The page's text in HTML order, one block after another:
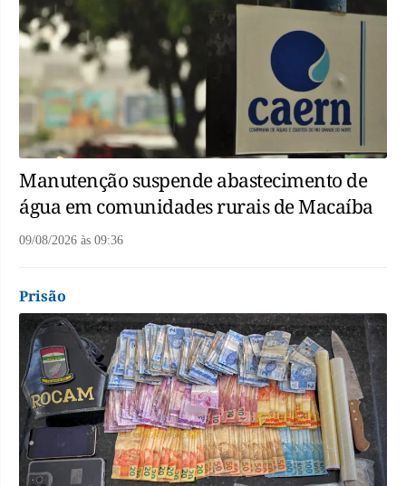
Manutenção suspende abastecimento de
água em comunidades rurais de Macaíba
09/08/2026 às 09:36
Prisão